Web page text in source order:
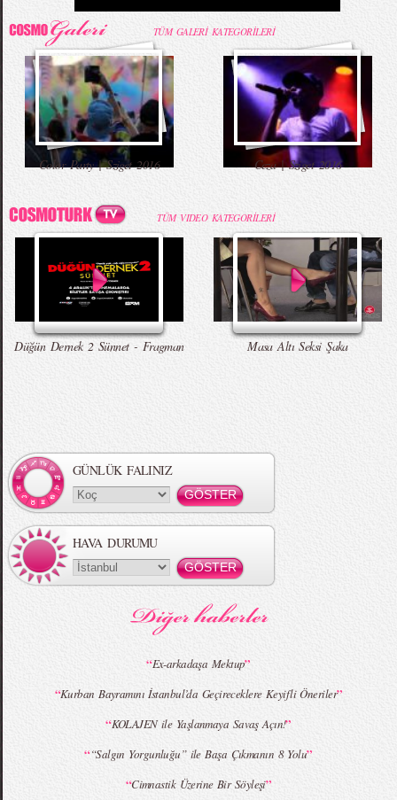
TÜM GALERİ KATEGORİLERİ
Color Party | Sziget 2016 Ceza | Sziget 2016
TÜM VIDEO KATEGORİLERİ
Düğün Dernek 2 Sünnet - Fragman Masa Altı Seksi Şaka
GÜNLÜK FALINIZ
HAVA DURUMU
“Ex-arkadaşa Mektup”
“Kurban Bayramını İstanbul’da Geçireceklere Keyifli Öneriler”
“KOLAJEN ile Yaşlanmaya Savaş Açın!”
““Salgın Yorgunluğu” ile Başa Çıkmanın 8 Yolu”
“Cimnastik Üzerine Bir Söyleşi”